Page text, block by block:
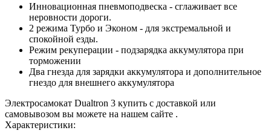
Инновационная пневмоподвеска - сглаживает все
неровности дороги.
2 режима Турбо и Эконом - для экстремальной и
спокойной езды.
Режим рекуперации - подзарядка аккумулятора при
торможении
Два гнезда для зарядки аккумулятора и дополнительное
гнездо для внешнего аккумулятора
Электросамокат Dualtron 3 купить с доставкой или
самовывозом вы можете на нашем сайте .
Характеристики: